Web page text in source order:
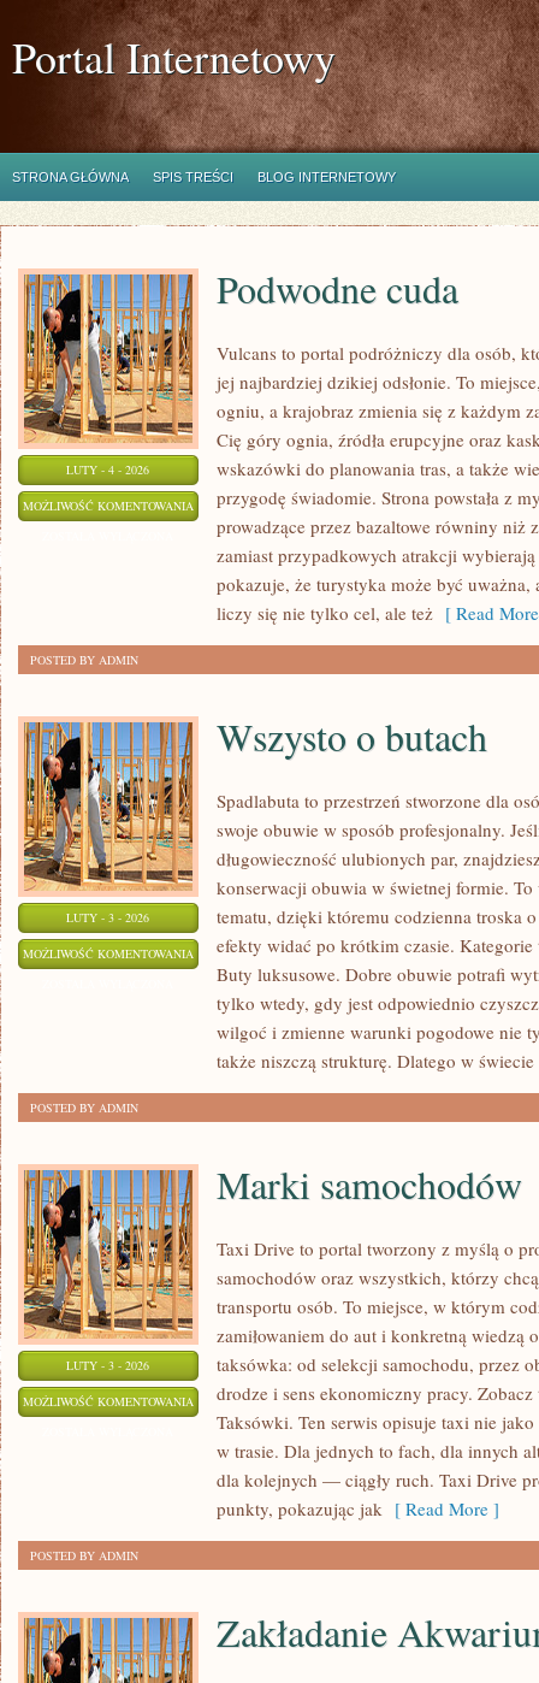
Portal Internetowy
STRONA GŁÓWNA SPIS TREŚCI BLOG INTERNETOWY
LUTY - 4 - 2026
MOŻLIWOŚĆ KOMENTOWANIA PODWODNE
CUDA
Podwodne cuda
Vulcans to portal podróżniczy dla osób,
jej najbardziej dzikiej odsłonie. To
ogniu, a krajobraz zmienia się z każdym
Cię góry ognia, źródła erupcyjne oraz
wskazówki do planowania tras, a także
przygodę świadomie. Strona powstała z
prowadzące przez bazaltowe równiny niż
zamiast przypadkowych atrakcji
pokazuje, że turystyka może być uważna,
liczy się nie tylko cel, ale też [ Read
POSTED BY ADMIN
LUTY - 3 - 2026
MOŻLIWOŚĆ KOMENTOWANIA WSZYSTO
BUTACH
Wszysto o butach
Spadlabuta to przestrzeń stworzone dla
swoje obuwie w sposób profesjonalny.
długowieczność ulubionych par,
konserwacji obuwia w świetnej formie. To
tematu, dzięki któremu codzienna troska
efekty widać po krótkim czasie.
Buty luksusowe. Dobre obuwie potrafi
tylko wtedy, gdy jest odpowiednio
wilgoć i zmienne warunki pogodowe nie
także niszczą strukturę. Dlatego w
POSTED BY ADMIN
LUTY - 3 - 2026
MOŻLIWOŚĆ KOMENTOWANIA MARKI
SAMOCHODÓW
Marki samochodów
Taxi Drive to portal tworzony z myślą o
samochodów oraz wszystkich, którzy
transportu osób. To miejsce, w którym
zamiłowaniem do aut i konkretną wiedzą
taksówka: od selekcji samochodu, przez
drodze i sens ekonomiczny pracy.
Taksówki. Ten serwis opisuje taxi nie
w trasie. Dla jednych to fach, dla innych
dla kolejnych — ciągły ruch. Taxi Drive
punkty, pokazując jak [ Read More ]
POSTED BY ADMIN
Zakładanie